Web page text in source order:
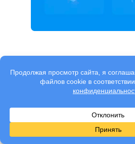
Современная диагностика